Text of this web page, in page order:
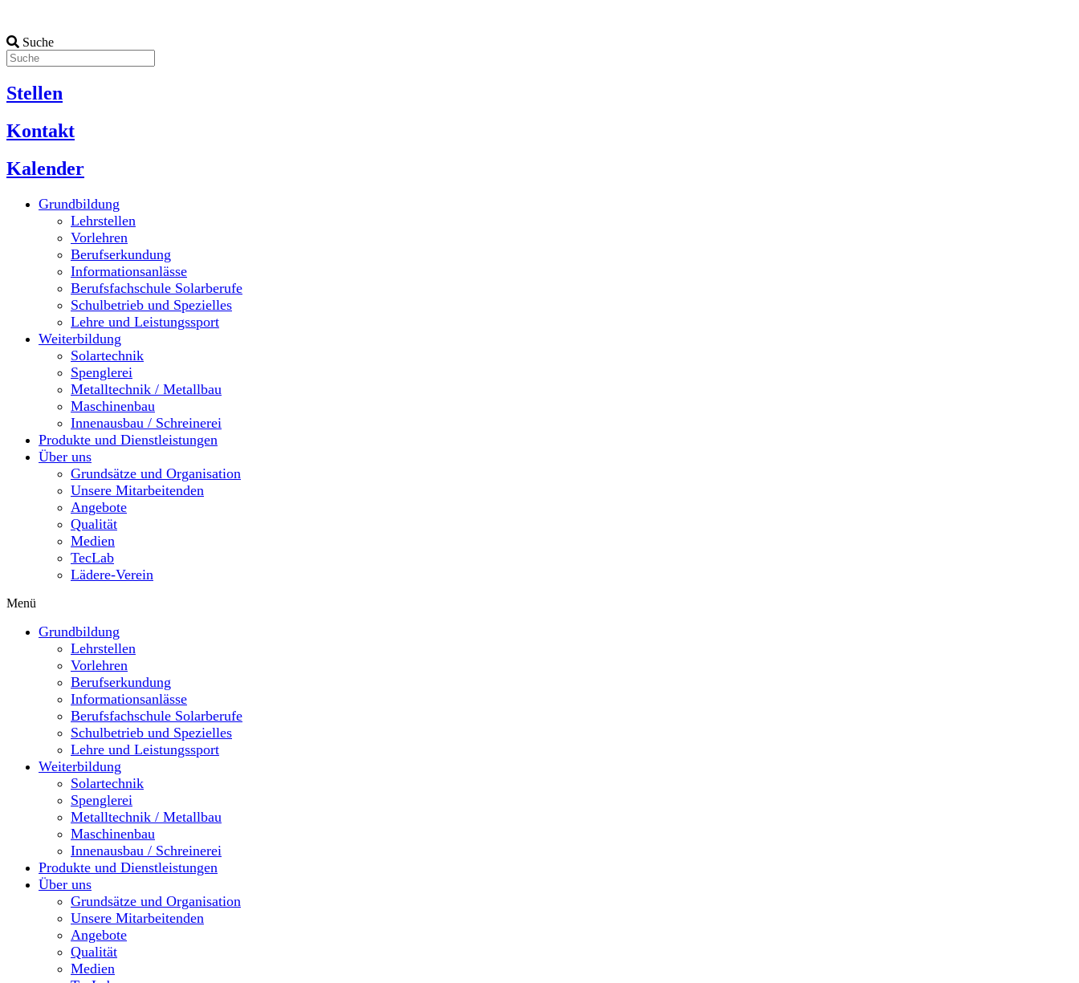
Suche
Stellen
Kontakt
Kalender
Grundbildung
Lehrstellen
Vorlehren
Berufserkundung
Informationsanlässe
Berufsfachschule Solarberufe
Schulbetrieb und Spezielles
Lehre und Leistungssport
Weiterbildung
Solartechnik
Spenglerei
Metalltechnik / Metallbau
Maschinenbau
Innenausbau / Schreinerei
Produkte und Dienstleistungen
Über uns
Grundsätze und Organisation
Unsere Mitarbeitenden
Angebote
Qualität
Medien
TecLab
Lädere-Verein
Menü
Grundbildung
Lehrstellen
Vorlehren
Berufserkundung
Informationsanlässe
Berufsfachschule Solarberufe
Schulbetrieb und Spezielles
Lehre und Leistungssport
Weiterbildung
Solartechnik
Spenglerei
Metalltechnik / Metallbau
Maschinenbau
Innenausbau / Schreinerei
Produkte und Dienstleistungen
Über uns
Grundsätze und Organisation
Unsere Mitarbeitenden
Angebote
Qualität
Medien